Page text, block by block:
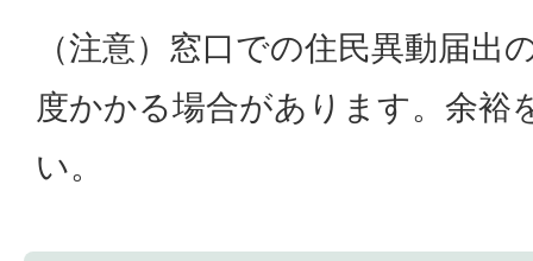
（注意）窓口での住民異動届出
度かかる場合があります。余裕
い。